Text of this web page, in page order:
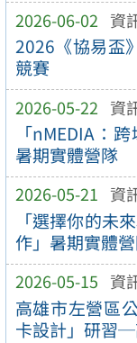
2026-06-02 資
2026《協易盃
競賽
2026-05-22 資
「nMEDIA：
暑期實體營隊
2026-05-21 資
「選擇你的未
作」暑期實體
2026-05-15 資
高雄市左營區
卡設計」研習